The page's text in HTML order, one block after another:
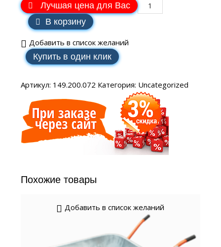
Лучшая цена для Вас
В корзину
Добавить в список желаний
Купить в один клик
Артикул: 149.200.072 Категория: Uncategorized
Похожие товары
Добавить в список желаний